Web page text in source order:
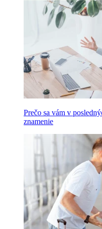
Prečo sa vám v
znamenie